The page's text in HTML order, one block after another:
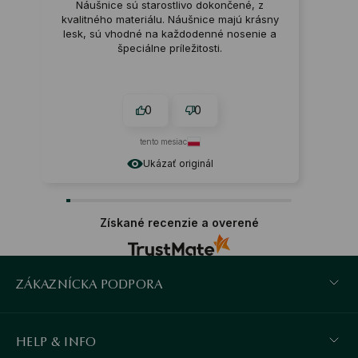
Ukázať originál
Náušnice sú starostlivo dokončené, z
kvalitného materiálu. Náušnice majú krásny
lesk, sú vhodné na každodenné nosenie a
špeciálne príležitosti.
0 0
tento mesiac
Získané recenzie a overené
ZÁKAZNÍCKA PODPORA
HELP & INFO